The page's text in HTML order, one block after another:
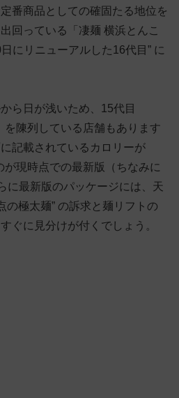
番商品としての確固たる地位を
回っている「凄麺 横浜とんこ
にリニューアルした16代目” に
ら日が浅いため、15代目
を陳列している店舗もあります
記載されているカロリーが
が現時点での最新版（ちなみに
に最新版のパッケージには、天
の極太麺” の訴求と麺リフトの
ぐに見分けが付くでしょう。